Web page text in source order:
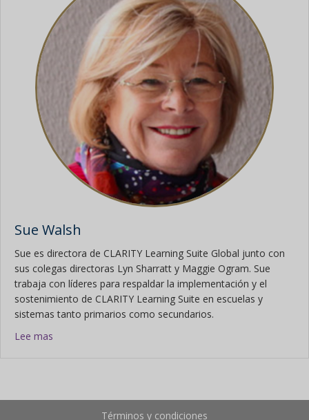
Sue Walsh
Sue es directora de CLARITY Learning Suite Global junto con
sus colegas directoras Lyn Sharratt y Maggie Ogram. Sue
trabaja con líderes para respaldar la implementación y el
sostenimiento de CLARITY Learning Suite en escuelas y
sistemas tanto primarios como secundarios.
Lee mas
Términos y condiciones